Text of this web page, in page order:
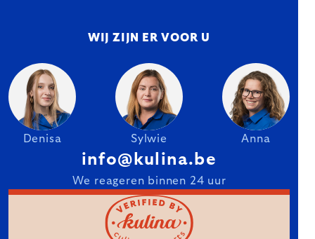
WIJ ZIJN ER VOOR U
Denisa Sylwie Anna
info@kulina.be
We reageren binnen 24 uur